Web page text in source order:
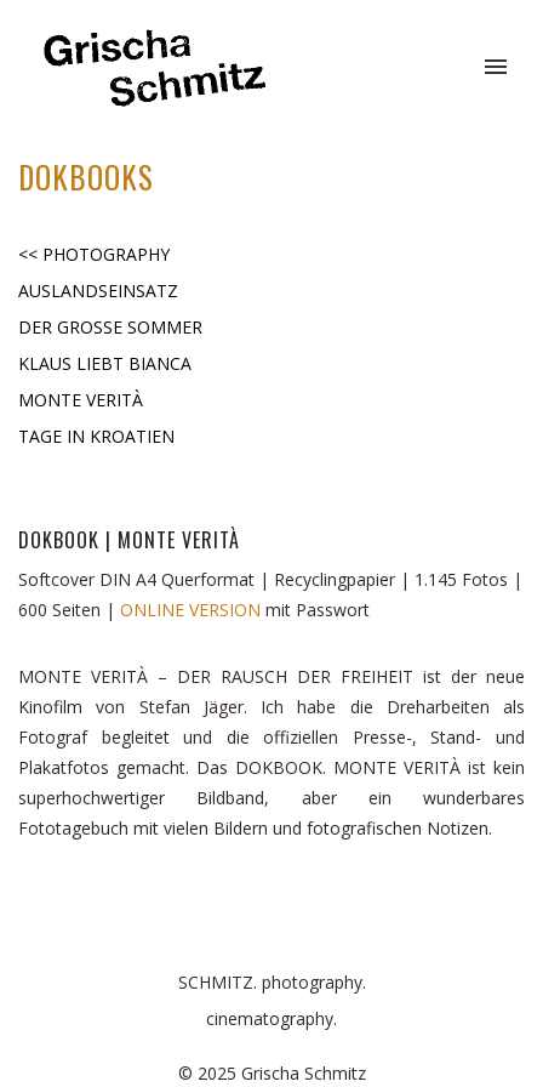
DOKBOOKS
<< PHOTOGRAPHY
AUSLANDSEINSATZ
DER GROSSE SOMMER
KLAUS LIEBT BIANCA
MONTE VERITÀ
TAGE IN KROATIEN
DOKBOOK | MONTE VERITÀ
Softcover DIN A4 Querformat | Recyclingpapier | 1.145 Fotos |
600 Seiten | ONLINE VERSION mit Passwort
MONTE VERITÀ – DER RAUSCH DER FREIHEIT ist der neue
Kinofilm von Stefan Jäger. Ich habe die Dreharbeiten als
Fotograf begleitet und die offiziellen Presse-, Stand- und
Plakatfotos gemacht. Das DOKBOOK. MONTE VERITÀ ist kein
superhochwertiger Bildband, aber ein wunderbares
Fototagebuch mit vielen Bildern und fotografischen Notizen.
SCHMITZ. photography.
cinematography.
© 2025 Grischa Schmitz